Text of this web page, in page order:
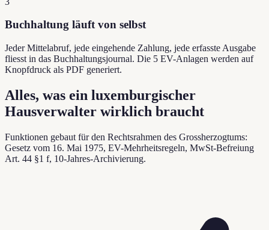
Buchhaltung läuft von selbst
Jeder Mittelabruf, jede eingehende Zahlung, jede erfasste Ausgabe
fliesst in das Buchhaltungsjournal. Die 5 EV-Anlagen werden auf
Knopfdruck als PDF generiert.
Alles, was ein luxemburgischer
Hausverwalter wirklich braucht
Funktionen gebaut für den Rechtsrahmen des Grossherzogtums:
Gesetz vom 16. Mai 1975, EV-Mehrheitsregeln, MwSt-Befreiung
Art. 44 §1 f, 10-Jahres-Archivierung.